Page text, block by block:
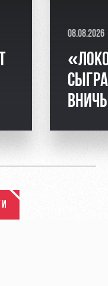
08.08.2026